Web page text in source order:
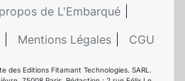
de L'Embarqué
Mentions Légales CGU
des Editions Fitamant Technologies. SARL.